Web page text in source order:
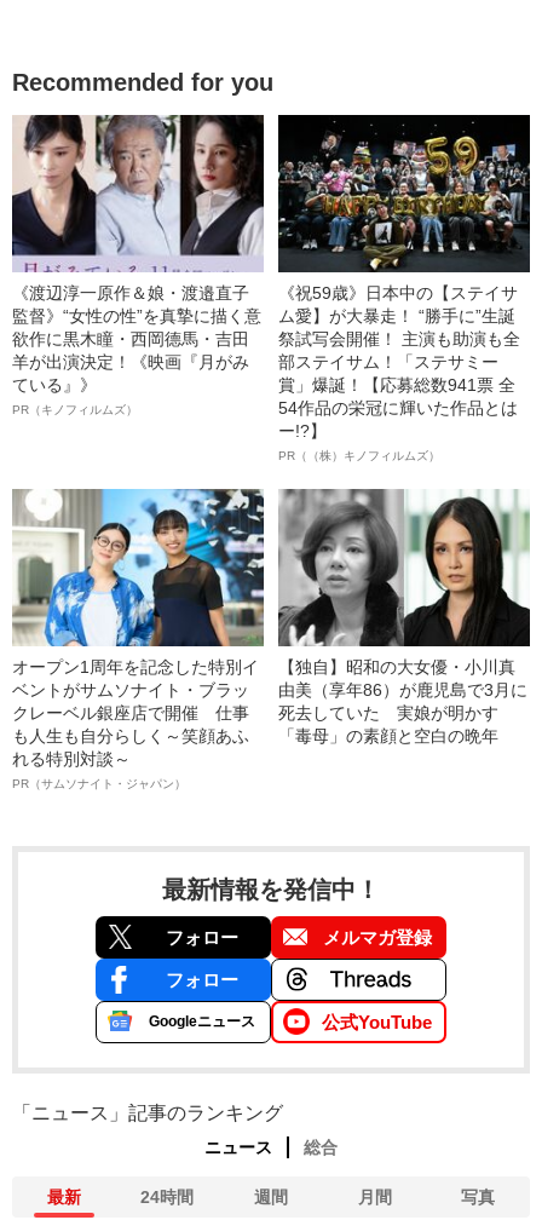
Recommended for you
《渡辺淳一原作＆娘・渡邉直子
監督》“女性の性”を真摯に描く意
欲作に黒木瞳・西岡德馬・吉田
羊が出演決定！《映画『月がみ
ている』》
PR（キノフィルムズ）
《祝59歳》日本中の【ステイサ
ム愛】が大暴走！ “勝手に”生誕
祭試写会開催！ 主演も助演も全
部ステイサム！「ステサミー
賞」爆誕！【応募総数941票 全
54作品の栄冠に輝いた作品とは
ー!?】
PR（（株）キノフィルムズ）
オープン1周年を記念した特別イ
ベントがサムソナイト・ブラッ
クレーベル銀座店で開催 仕事
も人生も自分らしく～笑顔あふ
れる特別対談～
PR（サムソナイト・ジャパン）
【独自】昭和の大女優・小川真
由美（享年86）が鹿児島で3月に
死去していた 実娘が明かす
「毒母」の素顔と空白の晩年
最新情報を発信中！
フォロー メルマガ登録
フォロー
Googleニュース 公式YouTube
「ニュース」記事のランキング
ニュース 総合
最新 24時間 週間 月間 写真